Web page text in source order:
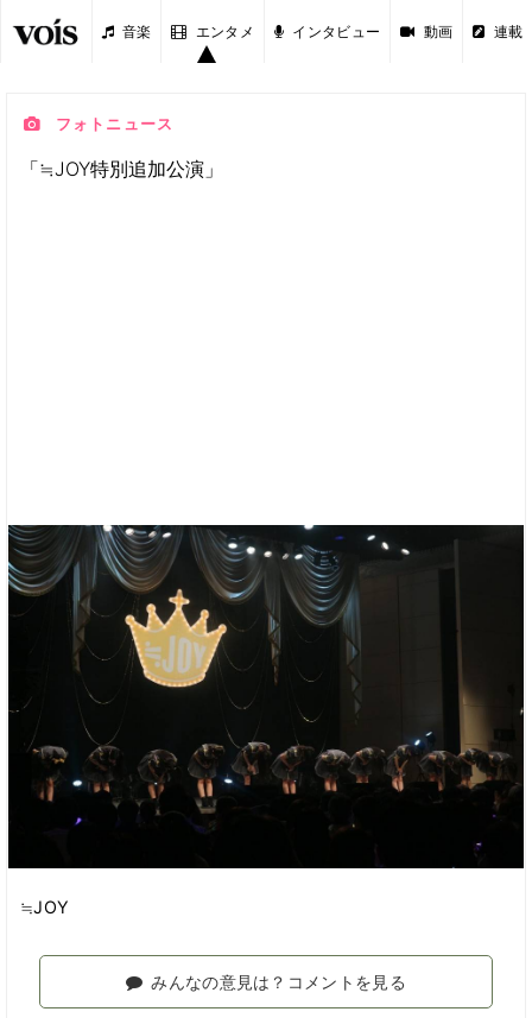
音楽 エンタメ インタビュー 動画 連載
フォトニュース
「≒JOY特別追加公演」
≒JOY
みんなの意見は？コメントを見る